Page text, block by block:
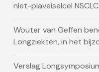
niet-plaveiselcel NSCLC
Wouter van Geffen
Longziekten, in het
Verslag